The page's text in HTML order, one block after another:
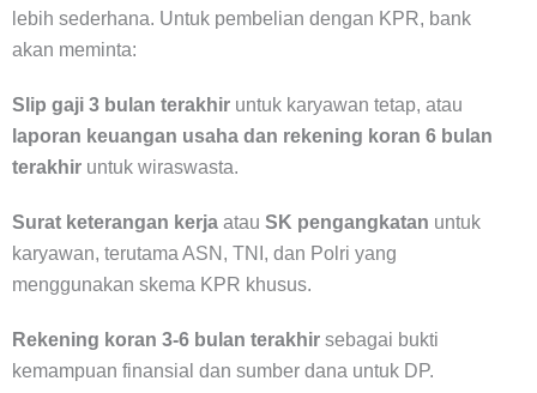
lebih sederhana. Untuk pembelian dengan KPR, bank
akan meminta:
Slip gaji 3 bulan terakhir untuk karyawan tetap, atau
laporan keuangan usaha dan rekening koran 6 bulan
terakhir untuk wiraswasta.
Surat keterangan kerja atau SK pengangkatan untuk
karyawan, terutama ASN, TNI, dan Polri yang
menggunakan skema KPR khusus.
Rekening koran 3-6 bulan terakhir sebagai bukti
kemampuan finansial dan sumber dana untuk DP.